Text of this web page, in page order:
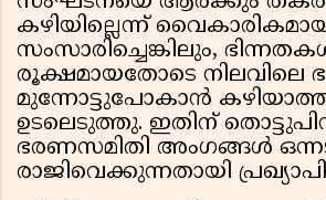
കഴിയില്ലെന്ന്
സംസാരിച്ചെങ്കിലും,
രൂക്ഷമായതോടെ നിലവിലെ
മുന്നോട്ടുപോകാൻ
ഉടലെടുത്തു. ഇതിന്
ഭരണസമിതി അംഗങ്ങൾ
രാജിവെക്കുന്നതായി